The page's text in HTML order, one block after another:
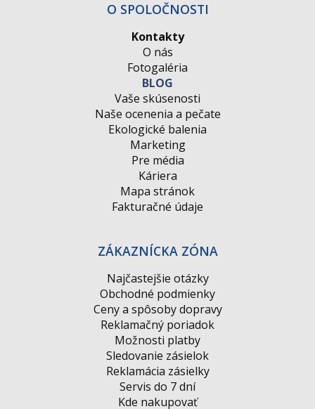
O SPOLOČNOSTI
Kontakty
O nás
Fotogaléria
BLOG
Vaše skúsenosti
Naše ocenenia a pečate
Ekologické balenia
Marketing
Pre média
Káriera
Mapa stránok
Fakturačné údaje
ZÁKAZNÍCKA ZÓNA
Najčastejšie otázky
Obchodné podmienky
Ceny a spôsoby dopravy
Reklamačný poriadok
Možnosti platby
Sledovanie zásielok
Reklamácia zásielky
Servis do 7 dní
Kde nakupovať